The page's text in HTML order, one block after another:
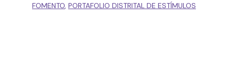
FOMENTO, PORTAFOLIO DISTRITAL DE ESTÍMULOS